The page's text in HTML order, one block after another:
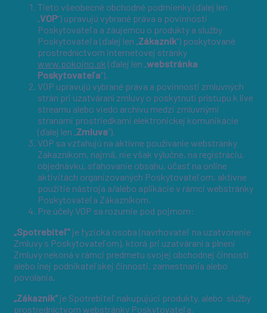
Tieto všeobecné obchodné podmienky (ďalej len
VOP“) upravujú vybrané práva a povinnosti
Poskytovateľa a záujemcu o produkty a služby
Poskytovateľa (ďalej len „ Zákazník“) poskytované
prostredníctvom internetovej stránky
www.pokojno.sk (ďalej len „ webstránka
Poskytovateľa“).
VOP upravujú vybrané práva a povinnosti zmluvných
strán pri uzatváraní zmluvy o poskytnutí prístupu k live
streamu alebo viedo archívu medzi zmluvnými
stranami prostriedkami elektronickej komunikácie
(ďalej len „ Zmluva”).
VOP sa vzťahujú na aktívne používanie webstránky
Zákazníkom, najmä, nie však výlučne, na registráciu,
objednávku, sťahovanie obsahu, účasť na online
aktivitách organizovaných Poskytovateľom, aktívne
použitie nástroja a/alebo aplikácie v rámci webstránky
Poskytovateľa Zákazníkom.
Pre účely VOP sa rozumie pod pojmom:
„Spotrebiteľ“ je fyzická osoba (navrhovateľ na uzatvorenie
Zmluvy s Poskytovateľom), ktorá pri uzatváraní a plnení
Zmluvy nekoná v rámci predmetu svojej obchodnej činnosti
alebo inej podnikateľskej činnosti, zamestnania alebo
povolania,
„Zákazník“ je Spotrebiteľ nakupujúci produkty, alebo služby
prostredníctvom webstránky Poskytovateľa,